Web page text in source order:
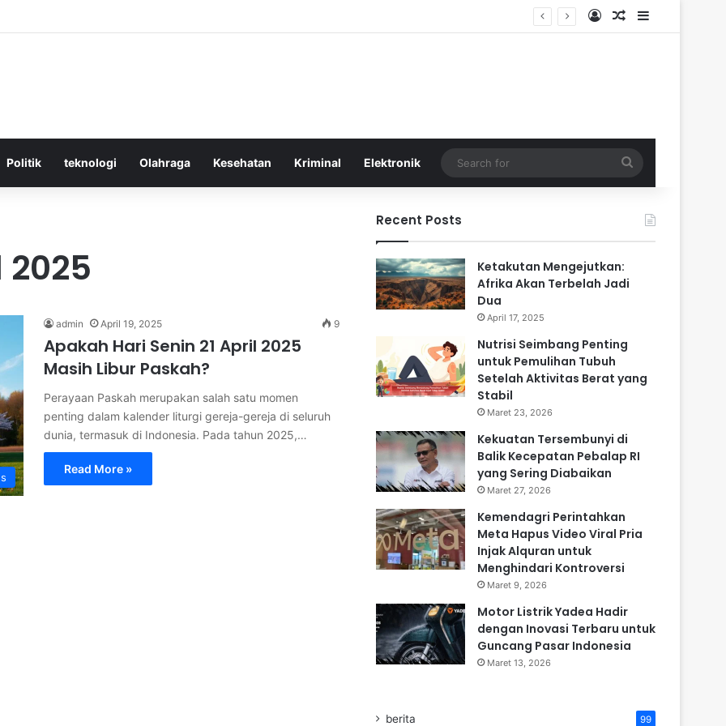
Log InRandom Article
Sidebar
Politik teknologi Olahraga Kesehatan Kriminal Elektronik
for
2025
admin April 19, 2025 9
Apakah Hari Senin 21 April 2025
Masih Libur Paskah?
Perayaan Paskah merupakan salah satu momen
penting dalam kalender liturgi gereja-gereja di seluruh
dunia, termasuk di Indonesia. Pada tahun 2025,…
Read More »
Recent Posts
Ketakutan Mengejutkan:
Afrika Akan Terbelah Jadi
Dua
April 17, 2025
Nutrisi Seimbang Penting
untuk Pemulihan Tubuh
Setelah Aktivitas Berat yang
Stabil
Maret 23, 2026
Kekuatan Tersembunyi di
Balik Kecepatan Pebalap RI
yang Sering Diabaikan
Maret 27, 2026
Kemendagri Perintahkan
Meta Hapus Video Viral Pria
Injak Alquran untuk
Menghindari Kontroversi
Maret 9, 2026
Motor Listrik Yadea Hadir
dengan Inovasi Terbaru untuk
Guncang Pasar Indonesia
Maret 13, 2026
berita 99